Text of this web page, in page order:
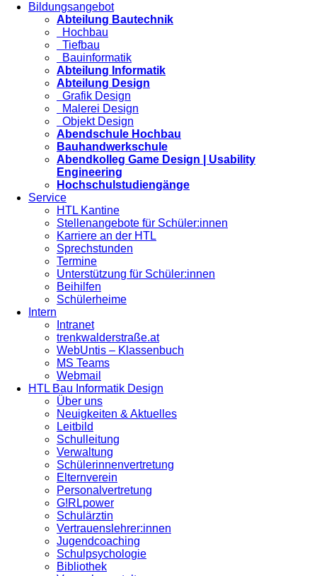
Bildungsangebot
Abteilung Bautechnik
Hochbau
Tiefbau
Bauinformatik
Abteilung Informatik
Abteilung Design
Grafik Design
Malerei Design
Objekt Design
Abendschule Hochbau
Bauhandwerkschule
Abendkolleg Game Design | Usability
Engineering
Hochschulstudiengänge
Service
HTL Kantine
Stellenangebote für Schüler:innen
Karriere an der HTL
Sprechstunden
Termine
Unterstützung für Schüler:innen
Beihilfen
Schülerheime
Intern
Intranet
trenkwalderstraße.at
WebUntis – Klassenbuch
MS Teams
Webmail
HTL Bau Informatik Design
Über uns
Neuigkeiten & Aktuelles
Leitbild
Schulleitung
Verwaltung
Schülerinnenvertretung
Elternverein
Personalvertretung
G!RLpower
Schulärztin
Vertrauenslehrer:innen
Jugendcoaching
Schulpsychologie
Bibliothek